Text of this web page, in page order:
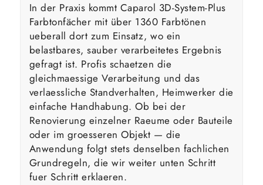
In der Praxis kommt Caparol 3D-System-Plus
Farbtonfächer mit über 1360 Farbtönen
ueberall dort zum Einsatz, wo ein
belastbares, sauber verarbeitetes Ergebnis
gefragt ist. Profis schaetzen die
gleichmaessige Verarbeitung und das
verlaessliche Standverhalten, Heimwerker die
einfache Handhabung. Ob bei der
Renovierung einzelner Raeume oder Bauteile
oder im groesseren Objekt — die
Anwendung folgt stets denselben fachlichen
Grundregeln, die wir weiter unten Schritt
fuer Schritt erklaeren.